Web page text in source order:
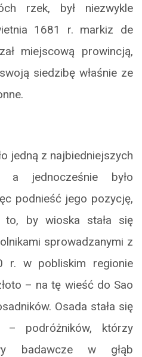
rzek, był niezwykle
1681 r. markiz de
miejscową prowincją,
siedzibę właśnie ze
jedną z najbiedniejszych
a jednocześnie było
podnieść jego pozycję,
to, by wioska stała się
sprowadzanymi z
r. w pobliskim regionie
– na tę wieść do Sao
Osada stała się
– podróżników, którzy
badawcze w głąb